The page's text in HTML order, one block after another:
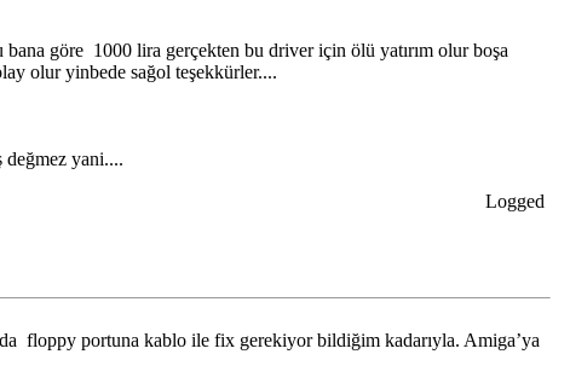
göre 1000 lira gerçekten bu driver için ölü yatırım olur boşa
olur yinbede sağol teşekkürler....
değmez yani....
Logged
floppy portuna kablo ile fix gerekiyor bildiğim kadarıyla. Amiga’ya